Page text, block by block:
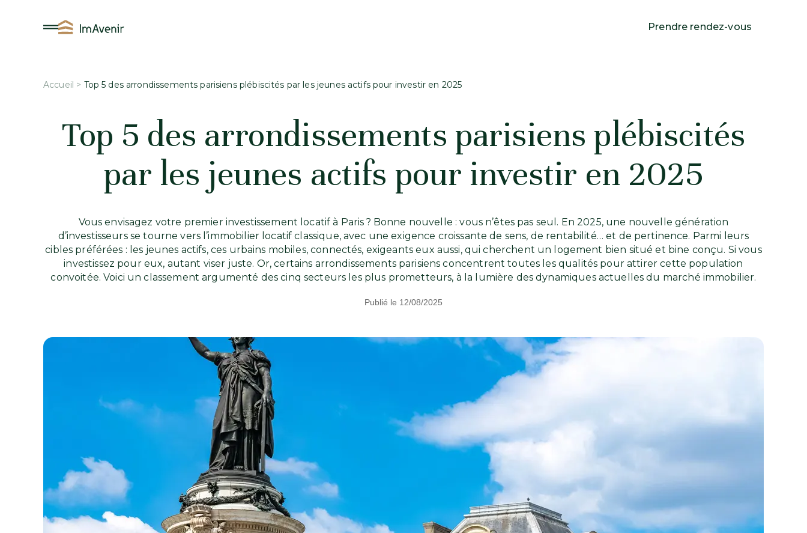
Prendre rendez-vous
Accueil > Top 5 des arrondissements parisiens plébiscités par les jeunes actifs pour investir en 2025
Top 5 des arrondissements parisiens plébiscités
par les jeunes actifs pour investir en 2025
Vous envisagez votre premier investissement locatif à Paris ? Bonne nouvelle : vous n’êtes pas seul. En 2025, une nouvelle génération
d’investisseurs se tourne vers l’immobilier locatif classique, avec une exigence croissante de sens, de rentabilité… et de pertinence. Parmi leurs
cibles préférées : les jeunes actifs, ces urbains mobiles, connectés, exigeants eux aussi, qui cherchent un logement bien situé et bine conçu. Si vous
investissez pour eux, autant viser juste. Or, certains arrondissements parisiens concentrent toutes les qualités pour attirer cette population
convoitée. Voici un classement argumenté des cinq secteurs les plus prometteurs, à la lumière des dynamiques actuelles du marché immobilier.
Publié le 12/08/2025